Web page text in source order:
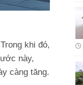
khi đó,
này,
càng tăng.